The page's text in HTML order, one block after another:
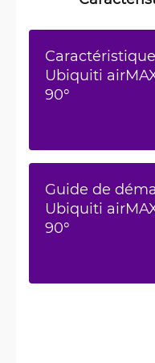
Ubiquiti
90°
Guide de
Ubiquiti
90°